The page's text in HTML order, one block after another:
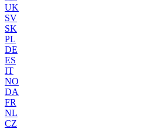
UK
SV
SK
PL
DE
ES
IT
NO
DA
FR
NL
CZ